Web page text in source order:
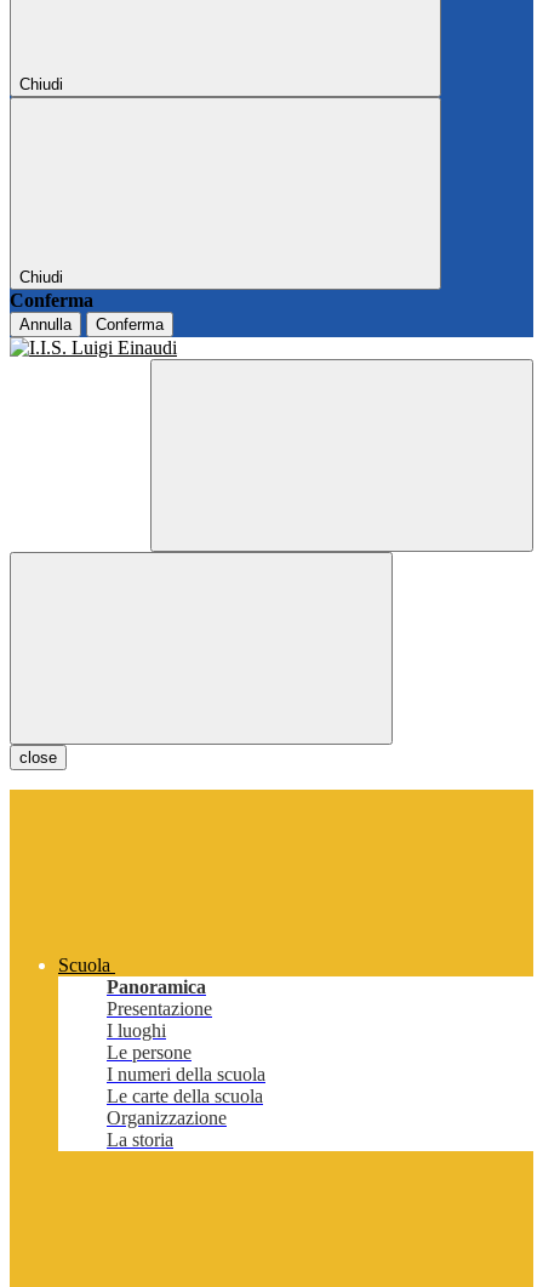
Chiudi
Chiudi
Conferma
Annulla Conferma
close
Scuola
Panoramica
Presentazione
I luoghi
Le persone
I numeri della scuola
Le carte della scuola
Organizzazione
La storia